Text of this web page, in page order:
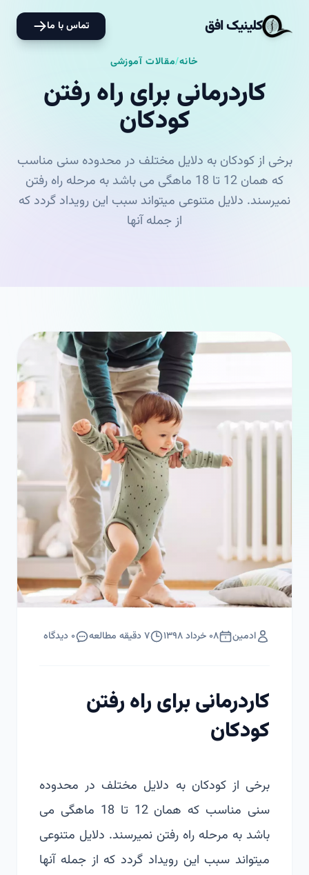
کلینیک افق تماس با ما
خانه/مقالات آموزشی
کاردرمانی برای راه رفتن
کودکان
برخی از کودکان به دلایل مختلف در محدوده سنی مناسب
که همان 12 تا 18 ماهگی می باشد به مرحله راه رفتن
نمیرسند. دلایل متنوعی میتواند سبب این رویداد گردد که
از جمله آنها
ادمین ۰۸ خرداد ۱۳۹۸ ۷ دقیقه مطالعه ۰ دیدگاه
کاردرمانی برای راه رفتن
کودکان
برخی از کودکان به دلایل مختلف در محدوده
سنی مناسب که همان 12 تا 18 ماهگی می
باشد به مرحله راه رفتن نمیرسند. دلایل متنوعی
میتواند سبب این رویداد گردد که از جمله آنها